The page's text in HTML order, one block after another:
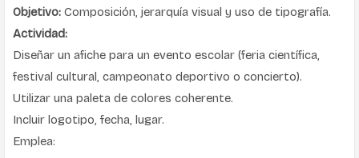
Objetivo: Composición, jerarquía visual y uso de tipografía.
Actividad:
Diseñar un afiche para un evento escolar (feria científica,
festival cultural, campeonato deportivo o concierto).
Utilizar una paleta de colores coherente.
Incluir logotipo, fecha, lugar.
Emplea: